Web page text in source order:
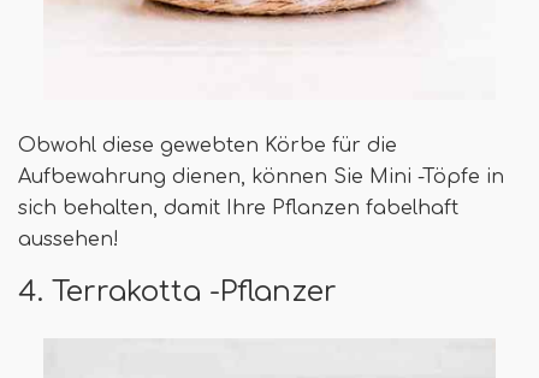
Obwohl diese gewebten Körbe für die
Aufbewahrung dienen, können Sie Mini -Töpfe in
sich behalten, damit Ihre Pflanzen fabelhaft
aussehen!
4. Terrakotta -Pflanzer